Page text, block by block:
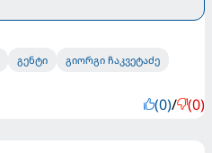
გენტი გიორგი ჩაკვეტაძე
(0)/ (0)